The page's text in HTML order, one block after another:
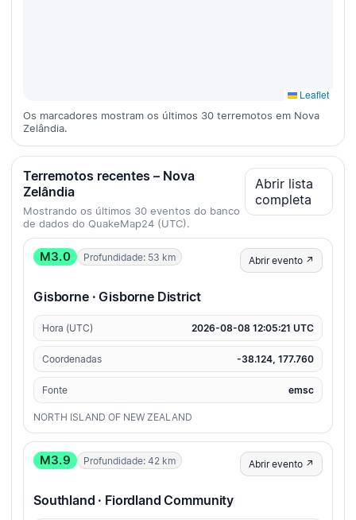
Leaflet
Os marcadores mostram os últimos 30 terremotos em Nova
Zelândia.
Terremotos recentes – Nova
Zelândia
Mostrando os últimos 30 eventos do banco
de dados do QuakeMap24 (UTC).
Abrir lista
completa
M3.0 Profundidade: 53 km Abrir evento ↗
Gisborne · Gisborne District
Hora (UTC) 2026-08-08 12:05:21 UTC
Coordenadas -38.124, 177.760
Fonte emsc
NORTH ISLAND OF NEW ZEALAND
M3.9 Profundidade: 42 km Abrir evento ↗
Southland · Fiordland Community